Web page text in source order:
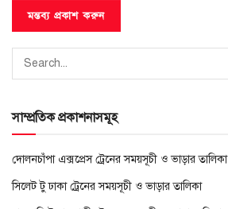
সাম্প্রতিক প্রকাশনাসমূহ
দোলনচাঁপা এক্সপ্রেস ট্রেনের সময়সূচী ও ভাড়ার তালিকা
সিলেট টু ঢাকা ট্রেনের সময়সূচী ও ভাড়ার তালিকা